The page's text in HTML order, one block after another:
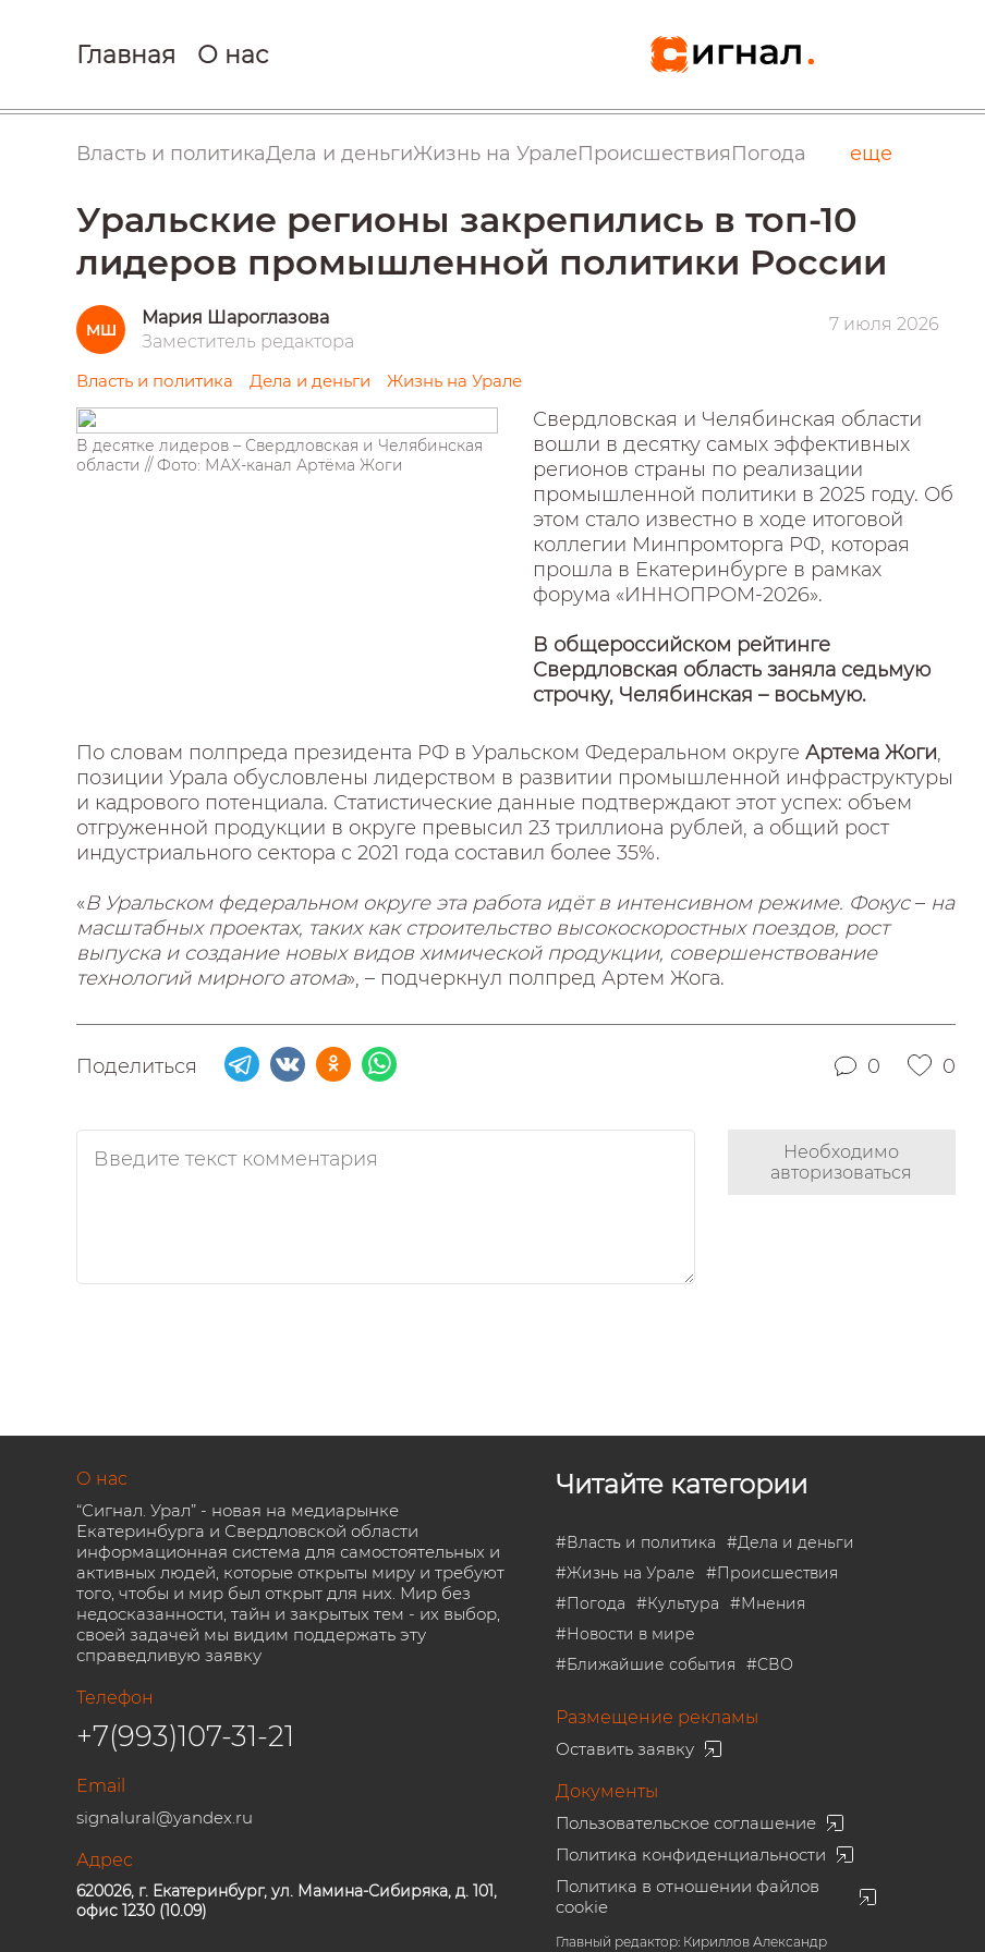
Главная О нас
Власть и политикаДела и деньгиЖизнь на УралеПроисшествияПогода еще
Уральские регионы закрепились в топ-10
лидеров промышленной политики России
МШ
Мария Шароглазова
Заместитель редактора
7 июля 2026
Власть и политика Дела и деньги Жизнь на Урале
В десятке лидеров – Свердловская и Челябинская
области // Фото: МАХ-канал Артёма Жоги
Свердловская и Челябинская области
вошли в десятку самых эффективных
регионов страны по реализации
промышленной политики в 2025 году. Об
этом стало известно в ходе итоговой
коллегии Минпромторга РФ, которая
прошла в Екатеринбурге в рамках
форума «ИННОПРОМ-2026».
В общероссийском рейтинге
Свердловская область заняла седьмую
строчку, Челябинская – восьмую.
По словам полпреда президента РФ в Уральском Федеральном округе Артема Жоги,
позиции Урала обусловлены лидерством в развитии промышленной инфраструктуры
и кадрового потенциала. Статистические данные подтверждают этот успех: объем
отгруженной продукции в округе превысил 23 триллиона рублей, а общий рост
индустриального сектора с 2021 года составил более 35%.
«В Уральском федеральном округе эта работа идёт в интенсивном режиме. Фокус– на
масштабных проектах, таких как строительство высокоскоростных поездов, рост
выпуска и создание новых видов химической продукции, совершенствование
технологий мирного атома», – подчеркнул полпред Артем Жога.
Поделиться 0 0
Необходимо
авторизоваться
О нас
“Сигнал. Урал” - новая на медиарынке
Екатеринбурга и Свердловской области
информационная система для самостоятельных и
активных людей, которые открыты миру и требуют
того, чтобы и мир был открыт для них. Мир без
недосказанности, тайн и закрытых тем - их выбор,
своей задачей мы видим поддержать эту
справедливую заявку
Телефон
+7(993)107-31-21
Email
signalural@yandex.ru
Адрес
620026, г. Екатеринбург, ул. Мамина-Сибиряка, д. 101,
офис 1230 (10.09)
Читайте категории
#Власть и политика #Дела и деньги
#Жизнь на Урале #Происшествия
#Погода #Культура #Мнения
#Новости в мире
#Ближайшие события #СВО
Размещение рекламы
Оставить заявку
Документы
Пользовательское соглашение
Политика конфиденциальности
Политика в отношении файлов
cookie
Главный редактор: Кириллов Александр